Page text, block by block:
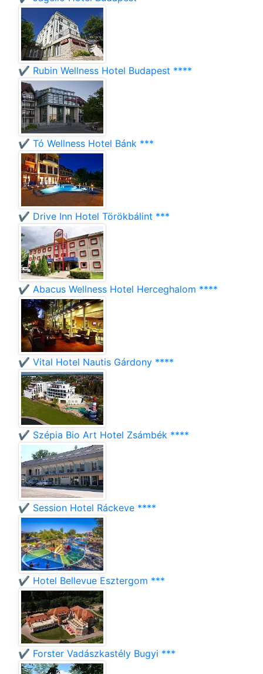
✔️ Rubin Wellness Hotel Budapest ****
✔️ Tó Wellness Hotel Bánk ***
✔️ Drive Inn Hotel Törökbálint ***
✔️ Abacus Wellness Hotel Herceghalom ****
✔️ Vital Hotel Nautis Gárdony ****
✔️ Szépia Bio Art Hotel Zsámbék ****
✔️ Session Hotel Ráckeve ****
✔️ Hotel Bellevue Esztergom ***
✔️ Forster Vadászkastély Bugyi ***